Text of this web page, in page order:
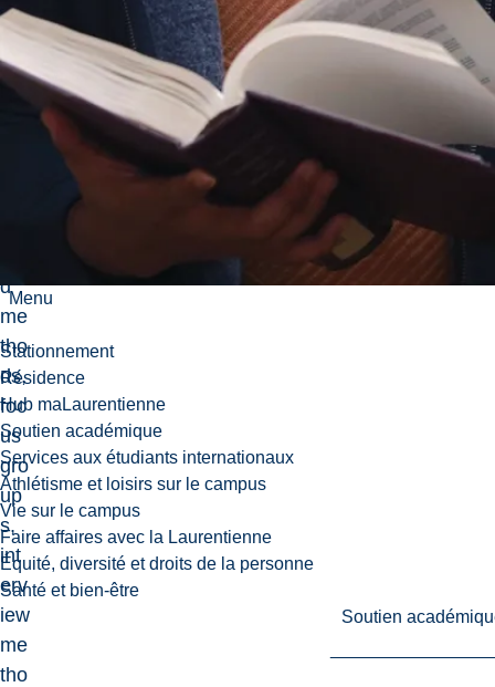
Menu
Stationnement
Résidence
Hub maLaurentienne
Soutien académique
Services aux étudiants internationaux
Athlétisme et loisirs sur le campus
Vie sur le campus
Faire affaires avec la Laurentienne
Équité, diversité et droits de la personne
Santé et bien-être
Soutien
de
ns,
d
me
tho
ds,
foc
us
gro
up
s,
int
erv
iew
me
tho